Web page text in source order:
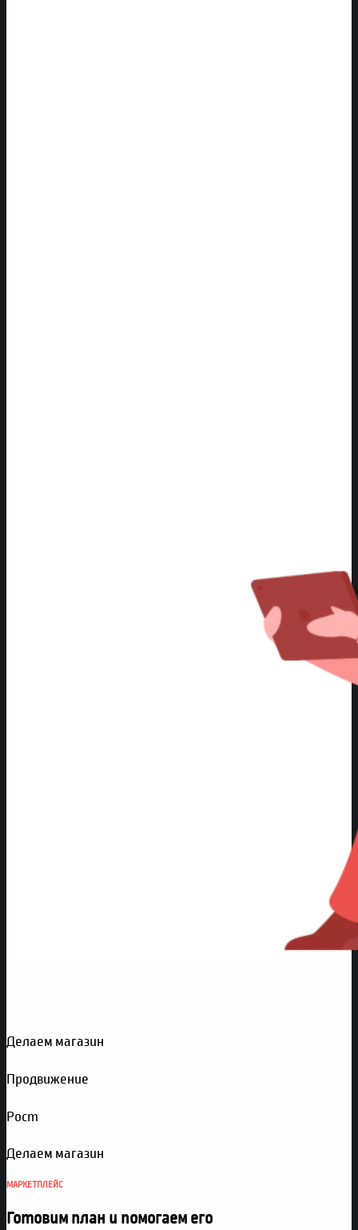
Делаем магазин
Продвижение
Рост
Делаем магазин
МАРКЕТПЛЕЙС
Готовим план и помогаем его